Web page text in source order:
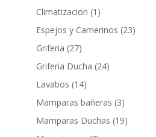
productos
Climatizacion 1 1
producto
Espejos y Camerinos 2323
Griferia 2727
productos
Griferia Ducha 2424
Lavabos 1414
productos
Mamparas bañeras 33
productos
Mamparas Duchas 1919